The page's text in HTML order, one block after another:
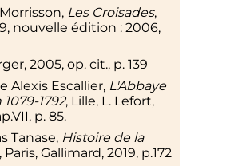
Les Croisades,
nouvelle édition : 2006,
2005, op. cit., p. 139
Alexis Escallier, L'Abbaye
1792, Lille, L. Lefort,
p. 85.
Tanase, Histoire de la
Paris, Gallimard, 2019, p.172